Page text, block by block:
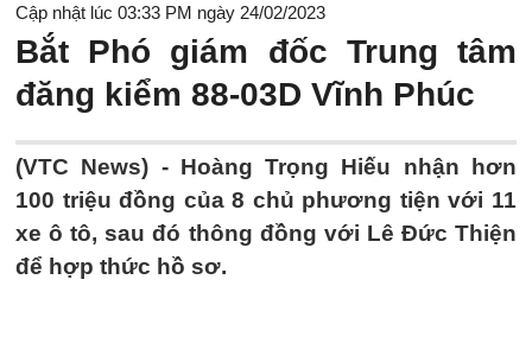
Cập nhật lúc 03:33 PM ngày 24/02/2023
Bắt Phó giám đốc Trung tâm
đăng kiểm 88-03D Vĩnh Phúc
(VTC News) - Hoàng Trọng Hiếu nhận hơn
100 triệu đồng của 8 chủ phương tiện với 11
xe ô tô, sau đó thông đồng với Lê Đức Thiện
để hợp thức hồ sơ.